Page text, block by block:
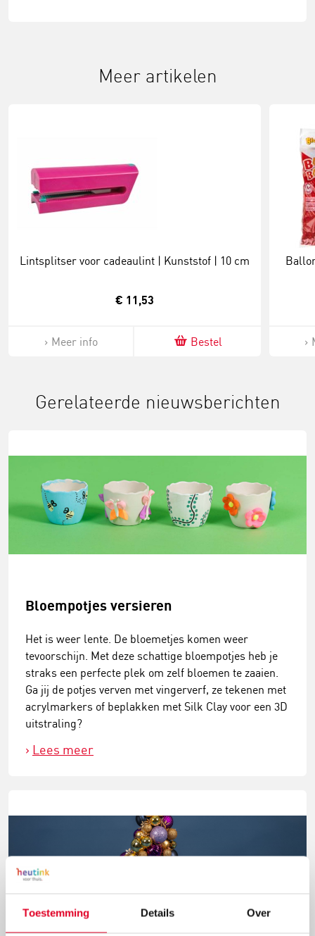
Toestemming Details Over
Meer artikelen
Lintsplitser voor cadeaulint | Kunststof | 10 cm
€ 11,53
Meer info Bestel
Gerelateerde nieuwsberichten
Bloempotjes versieren
Het is weer lente. De bloemetjes komen weer
tevoorschijn. Met deze schattige bloempotjes heb je
straks een perfecte plek om zelf bloemen te zaaien.
Ga jij de potjes verven met vingerverf, ze tekenen met
acrylmarkers of beplakken met Silk Clay voor een 3D
uitstraling?
Lees meer